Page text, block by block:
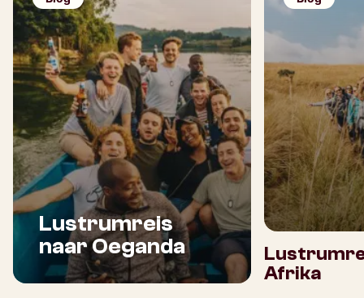
Lustrumreis
naar Oeganda
Afrika